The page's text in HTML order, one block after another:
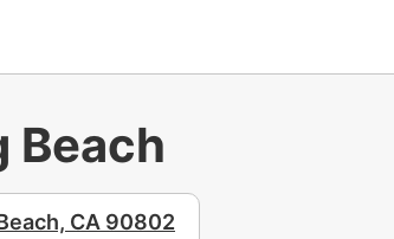
Beach
CA 90802